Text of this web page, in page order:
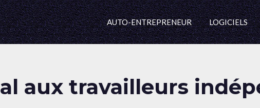
AUTO-ENTREPRENEUR LOGICIELS
aux travailleurs